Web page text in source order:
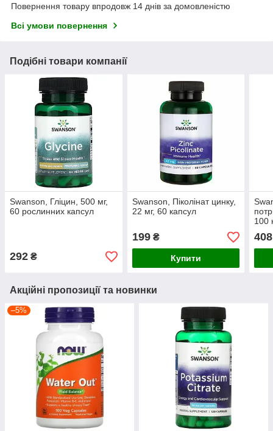
Повернення товару впродовж 14 днів за домовленістю
Всі умови повернення
Подібні товари компанії
Swanson, Гліцин, 500 мг,
60 рослинних капсул
292 ₴
Swanson, Піколінат цинку,
22 мг, 60 капсул
199₴
Купити
100
408
Акційні пропозиції та новинки
–5%